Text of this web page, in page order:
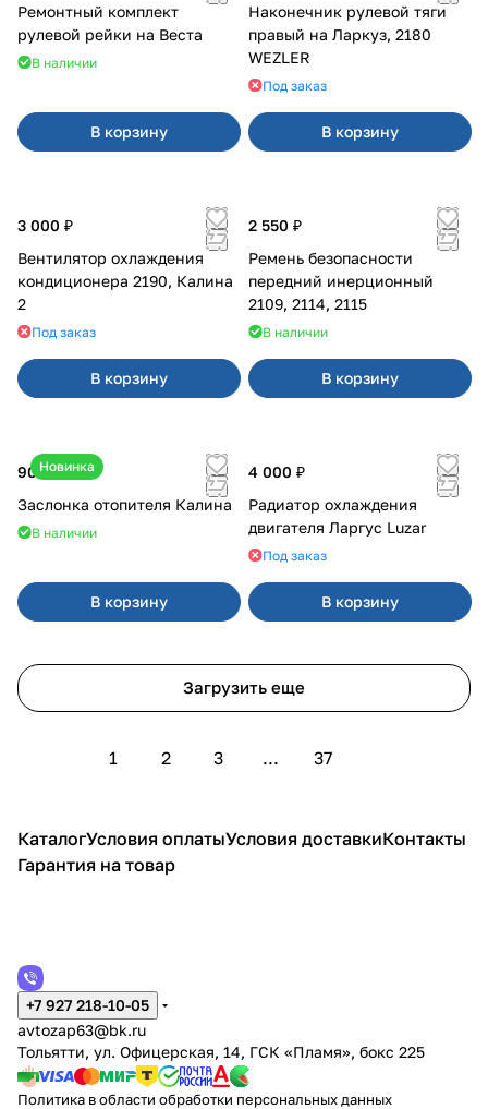
Ремонтный комплект
рулевой рейки на Веста
В наличии
В корзину
Наконечник рулевой тяги
правый на Ларкуз, 2180
WEZLER
Под заказ
В корзину
3 000 ₽
Вентилятор охлаждения
кондиционера 2190, Калина
2
Под заказ
В корзину
2 550 ₽
Ремень безопасности
передний инерционный
2109, 2114, 2115
В наличии
В корзину
Новинка
900 ₽
Заслонка отопителя Калина
В наличии
В корзину
4 000 ₽
Радиатор охлаждения
двигателя Ларгус Luzar
Под заказ
В корзину
Загрузить еще
1 2 3 ... 37
КаталогУсловия оплатыУсловия доставкиКонтакты
Гарантия на товар
+7 927 218-10-05
avtozap63@bk.ru
Тольятти, ул. Офицерская, 14, ГСК «Пламя», бокс 225
Политика в области обработки персональных данных